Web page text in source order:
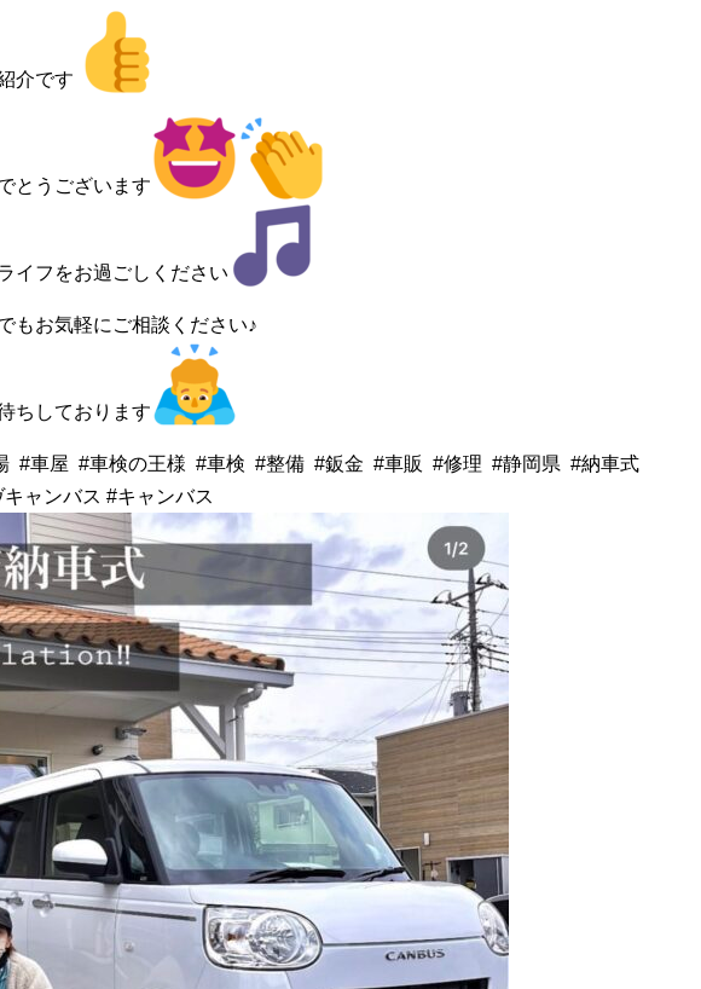
介です
とうございます
イフをお過ごしください
もお気軽にご相談ください♪
ちしております
#車屋 #車検の王様 #車検 #整備 #鈑金 #車販 #修理 #静岡県 #納車式
ャンバス #キャンバス